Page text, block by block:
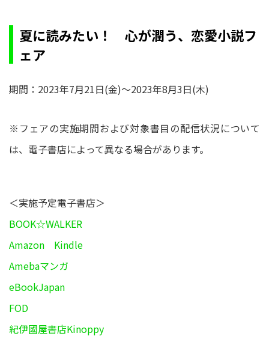
夏に読みたい！ 心が潤う、恋愛小説フ
ェア
期間：2023年7月21日(金)～2023年8月3日(木)
※フェアの実施期間および対象書目の配信状況について
は、電子書店によって異なる場合があります。
＜実施予定電子書店＞
BOOK☆WALKER
Amazon Kindle
Amebaマンガ
eBookJapan
FOD
紀伊國屋書店Kinoppy